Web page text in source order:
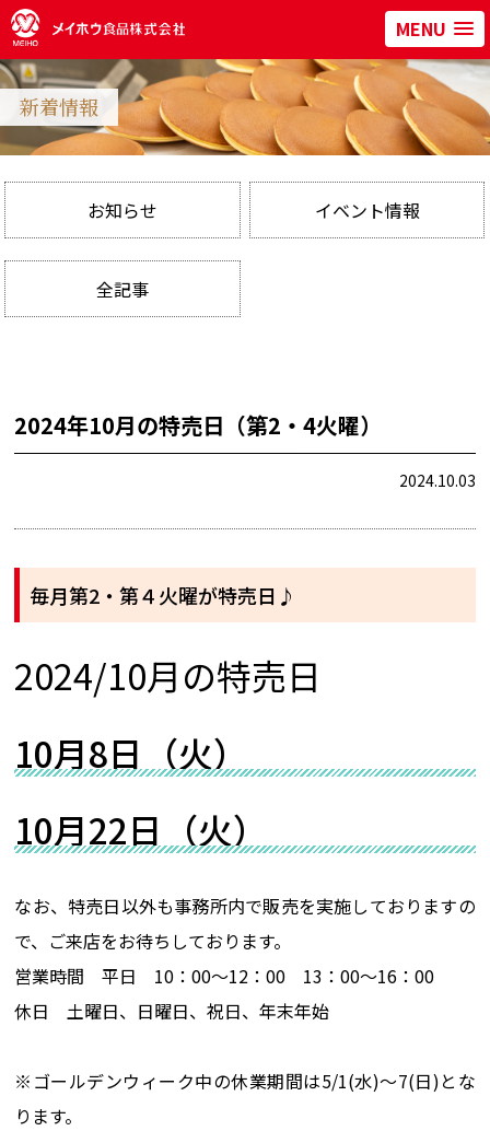
MENU
新着情報
お知らせ イベント情報
全記事
2024年10月の特売日（第2・4火曜）
2024.10.03
毎月第2・第４火曜が特売日♪
2024/10月の特売日
10月8日（火）
10月22日（火）
なお、特売日以外も事務所内で販売を実施しておりますの
で、ご来店をお待ちしております。
営業時間 平日 10：00～12：00 13：00～16：00
休日 土曜日、日曜日、祝日、年末年始
※ゴールデンウィーク中の休業期間は5/1(水)～7(日)とな
ります。